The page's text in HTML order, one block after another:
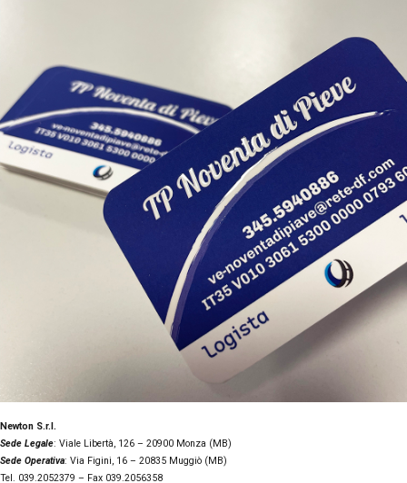
Newton S.r.l.
Sede Legale: Viale Libertà, 126 – 20900 Monza (MB)
Sede Operativa: Via Figini, 16 – 20835 Muggiò (MB)
Tel. 039.2052379 – Fax 039.2056358